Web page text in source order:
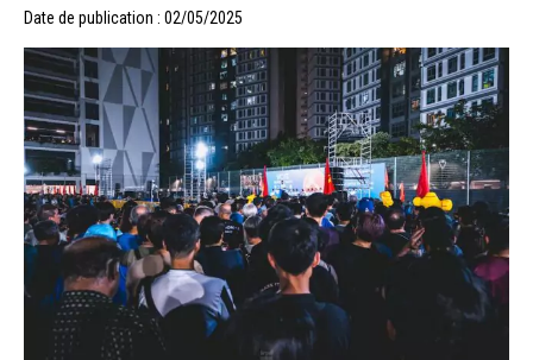
Date de publication : 02/05/2025